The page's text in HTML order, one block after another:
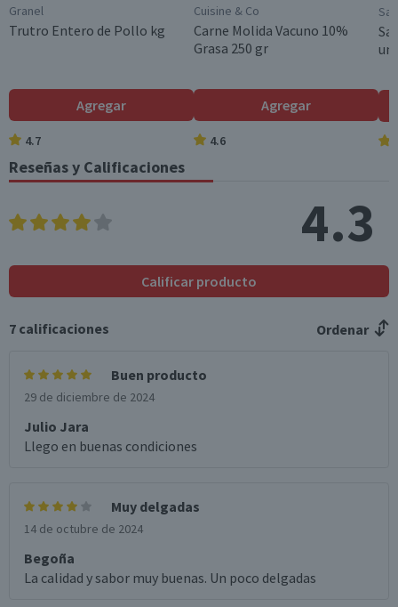
Hidratos de Carbon
0,4 0,4
*Ingesta de referencia de un adulto promedio (8400 kj / 2000 kcal)
Granel
Trutro Entero de Pollo kg
Agregar
4.7
Cuisine & Co
Carne Molida Vacuno 10%
Grasa 250 gr
Agregar
4.6
un.
Reseñas y Calificaciones
4.3
Calificar producto
7 calificaciones Ordenar
Buen producto
29 de diciembre de 2024
Julio Jara
Llego en buenas condiciones
Muy delgadas
14 de octubre de 2024
Begoña
La calidad y sabor muy buenas. Un poco delgadas